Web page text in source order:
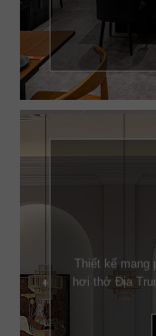
Thiết kế mang
hơi thở Địa